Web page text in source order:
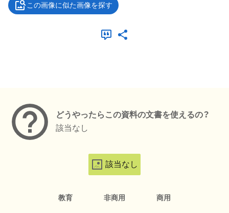
この画像に似た画像を探す
どうやったらこの資料の文書を使えるの？
該当なし
該当なし
教育 非商用 商用